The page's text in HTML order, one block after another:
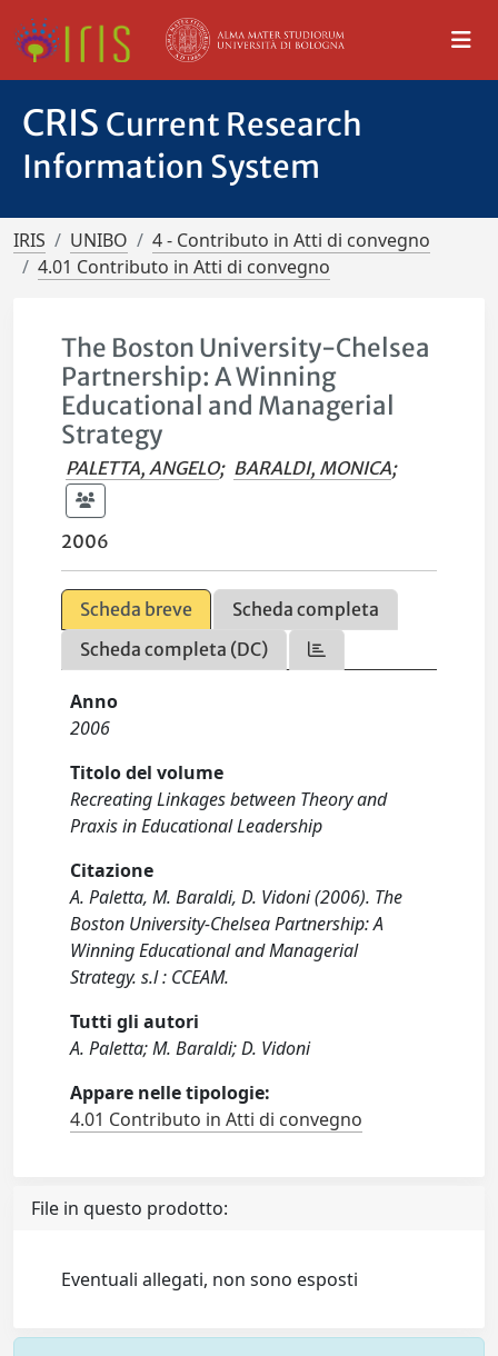
CRIS Current Research
Information System
IRIS UNIBO
4 - Contributo in Atti di convegno
4.01 Contributo in Atti di convegno
The Boston University-Chelsea
Partnership: A Winning
Educational and Managerial
Strategy
PALETTA, ANGELO; BARALDI, MONICA;
2006
Scheda breve
Scheda completa
Scheda completa (DC)
Anno
2006
Titolo del volume
Recreating Linkages between Theory and
Praxis in Educational Leadership
Citazione
A. Paletta, M. Baraldi, D. Vidoni (2006). The
Boston University-Chelsea Partnership: A
Winning Educational and Managerial
Strategy. s.l : CCEAM.
Tutti gli autori
A. Paletta; M. Baraldi; D. Vidoni
Appare nelle tipologie:
4.01 Contributo in Atti di convegno
File in questo prodotto:
Eventuali allegati, non sono esposti